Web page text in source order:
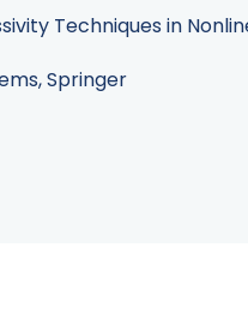
Techniques in
Springer